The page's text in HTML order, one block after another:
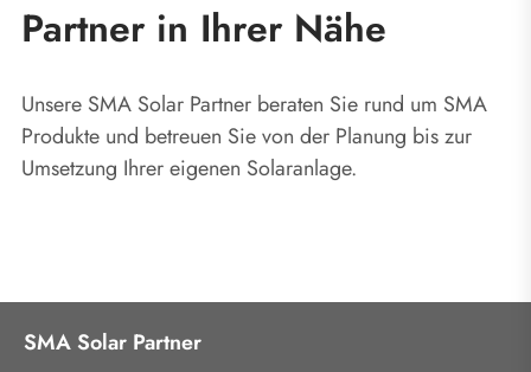
Partner in Ihrer Nähe
Unsere SMA Solar Partner beraten Sie rund um SMA
Produkte und betreuen Sie von der Planung bis zur
Umsetzung Ihrer eigenen Solaranlage.
SMA Solar Partner